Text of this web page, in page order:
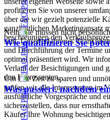
profitieren Sie von unserer
über die wir gezielt potenzielle
ganzheitlichen Marketingansatz
beschleunigen den
Nein, Sie müssen nicht
sein. Unser erfahrenes Team
und Durchführung der Termine
optimal präsentiert wird. Wir
Verlauf der Besichtigungen und
den Interessenten.
Wie qualifizieren Sie
Um Ihre Zeit zu sparen und
prüfen wir alle Interessenten im
ausführliche Vorgespräche und
sicherzustellen, dass nur
Käufer Ihre Wohnung
Was passiert, nachdem